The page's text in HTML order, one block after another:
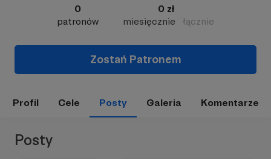
0
patronów
0 zł
miesięcznie
łącznie
Zostań Patronem
Profil Cele Posty Galeria Komentarze
Posty